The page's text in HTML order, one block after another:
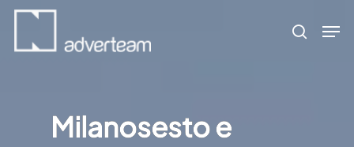
Skip
main
search
Milanosesto e